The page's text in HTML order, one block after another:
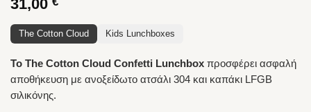
31,00
The Cotton Cloud Kids Lunchboxes
Το The Cotton Cloud Confetti Lunchbox προσφέρει ασφαλή
αποθήκευση με ανοξείδωτο ατσάλι 304 και καπάκι LFGB
σιλικόνης.